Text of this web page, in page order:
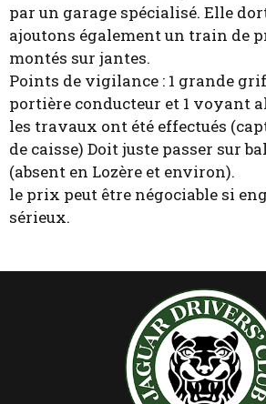
par un garage spécialisé. Elle
ajoutons également un train de
montés sur jantes.
Points de vigilance : 1 grande
portière conducteur et 1 voyant
les travaux ont été effectués
de caisse) Doit juste passer sur
(absent en Lozère et environ).
le prix peut être négociable si
sérieux.